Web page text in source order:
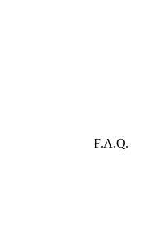
F.A.Q.